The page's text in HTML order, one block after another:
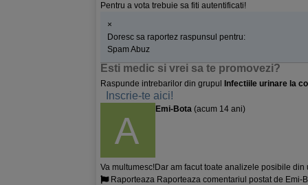
Pentru a vota trebuie sa fiti autentificati!
×
Doresc sa raportez raspunsul pentru:
SpamAbuz
Esti medic si vrei sa te promovezi?
Raspunde intrebarilor din grupul Infectiile urinare la
Inscrie-te aici!
Emi-Bota (acum 14 ani)
Va multumesc!Dar am facut toate analizele posibile
Raporteaza Raporteaza comentariul postat de Emi-